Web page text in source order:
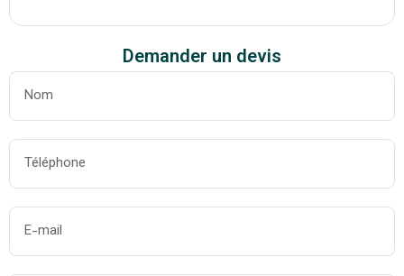
Demander un devis